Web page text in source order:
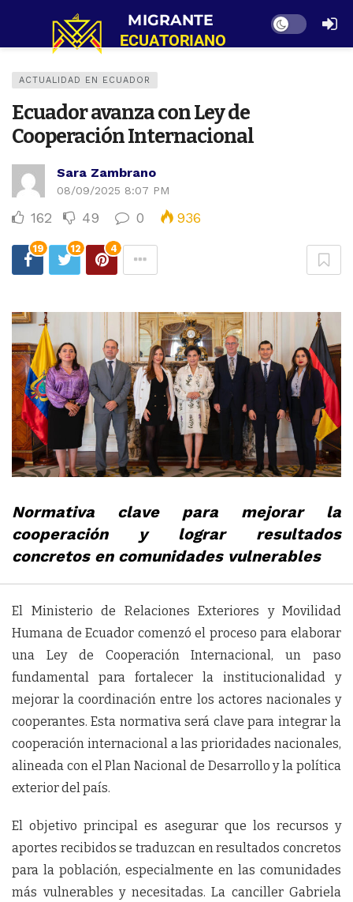
Dark mode
ACTUALIDAD EN ECUADOR
Ecuador avanza con Ley de
Cooperación Internacional
Sara Zambrano
08/09/2025 8:07 PM
162 49 0 936
19 12 4
Normativa clave para mejorar la
cooperación y lograr resultados
concretos en comunidades vulnerables
El Ministerio de Relaciones Exteriores y Movilidad
Humana de Ecuador comenzó el proceso para elaborar
una Ley de Cooperación Internacional, un paso
fundamental para fortalecer la institucionalidad y
mejorar la coordinación entre los actores nacionales y
cooperantes. Esta normativa será clave para integrar la
cooperación internacional a las prioridades nacionales,
alineada con el Plan Nacional de Desarrollo y la política
exterior del país.
El objetivo principal es asegurar que los recursos y
aportes recibidos se traduzcan en resultados concretos
para la población, especialmente en las comunidades
más vulnerables y necesitadas. La canciller Gabriela